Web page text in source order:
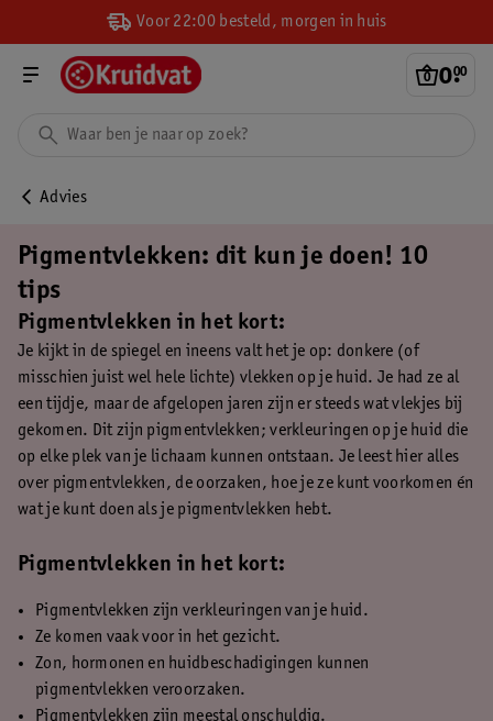
Voor 22:00 besteld, morgen in huis
0.
00
Advies
Pigmentvlekken: dit kun je doen! 10
tips
Pigmentvlekken in het kort:
Je kijkt in de spiegel en ineens valt het je op: donkere (of
misschien juist wel hele lichte) vlekken op je huid. Je had ze al
een tijdje, maar de afgelopen jaren zijn er steeds wat vlekjes bij
gekomen. Dit zijn pigmentvlekken; verkleuringen op je huid die
op elke plek van je lichaam kunnen ontstaan. Je leest hier alles
over pigmentvlekken, de oorzaken, hoe je ze kunt voorkomen én
wat je kunt doen als je pigmentvlekken hebt.
Pigmentvlekken in het kort:
Pigmentvlekken zijn verkleuringen van je huid.
Ze komen vaak voor in het gezicht.
Zon, hormonen en huidbeschadigingen kunnen
pigmentvlekken veroorzaken.
Pigmentvlekken zijn meestal onschuldig.